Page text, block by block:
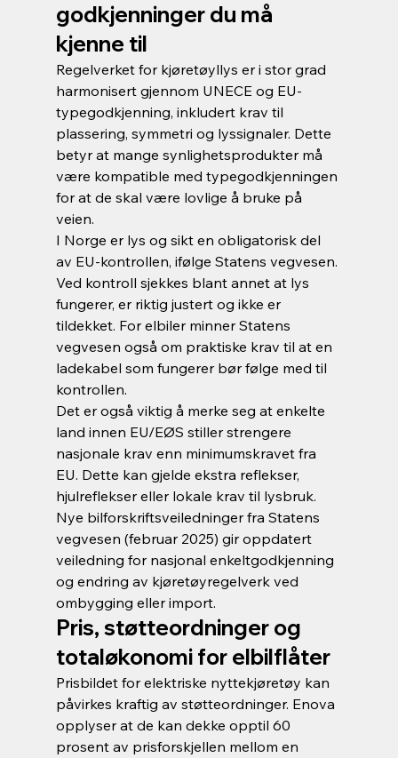
godkjenninger du må
kjenne til
Regelverket for kjøretøyllys er i stor grad
harmonisert gjennom UNECE og EU-
typegodkjenning, inkludert krav til
plassering, symmetri og lyssignaler. Dette
betyr at mange synlighetsprodukter må
være kompatible med typegodkjenningen
for at de skal være lovlige å bruke på
veien.
I Norge er lys og sikt en obligatorisk del
av EU-kontrollen, ifølge Statens vegvesen.
Ved kontroll sjekkes blant annet at lys
fungerer, er riktig justert og ikke er
tildekket. For elbiler minner Statens
vegvesen også om praktiske krav til at en
ladekabel som fungerer bør følge med til
kontrollen.
Det er også viktig å merke seg at enkelte
land innen EU/EØS stiller strengere
nasjonale krav enn minimumskravet fra
EU. Dette kan gjelde ekstra reflekser,
hjulreflekser eller lokale krav til lysbruk.
Nye bilforskriftsveiledninger fra Statens
vegvesen (februar 2025) gir oppdatert
veiledning for nasjonal enkeltgodkjenning
og endring av kjøretøyregelverk ved
ombygging eller import.
Pris, støtteordninger og
totaløkonomi for elbilflåter
Prisbildet for elektriske nyttekjøretøy kan
påvirkes kraftig av støtteordninger. Enova
opplyser at de kan dekke opptil 60
prosent av prisforskjellen mellom en